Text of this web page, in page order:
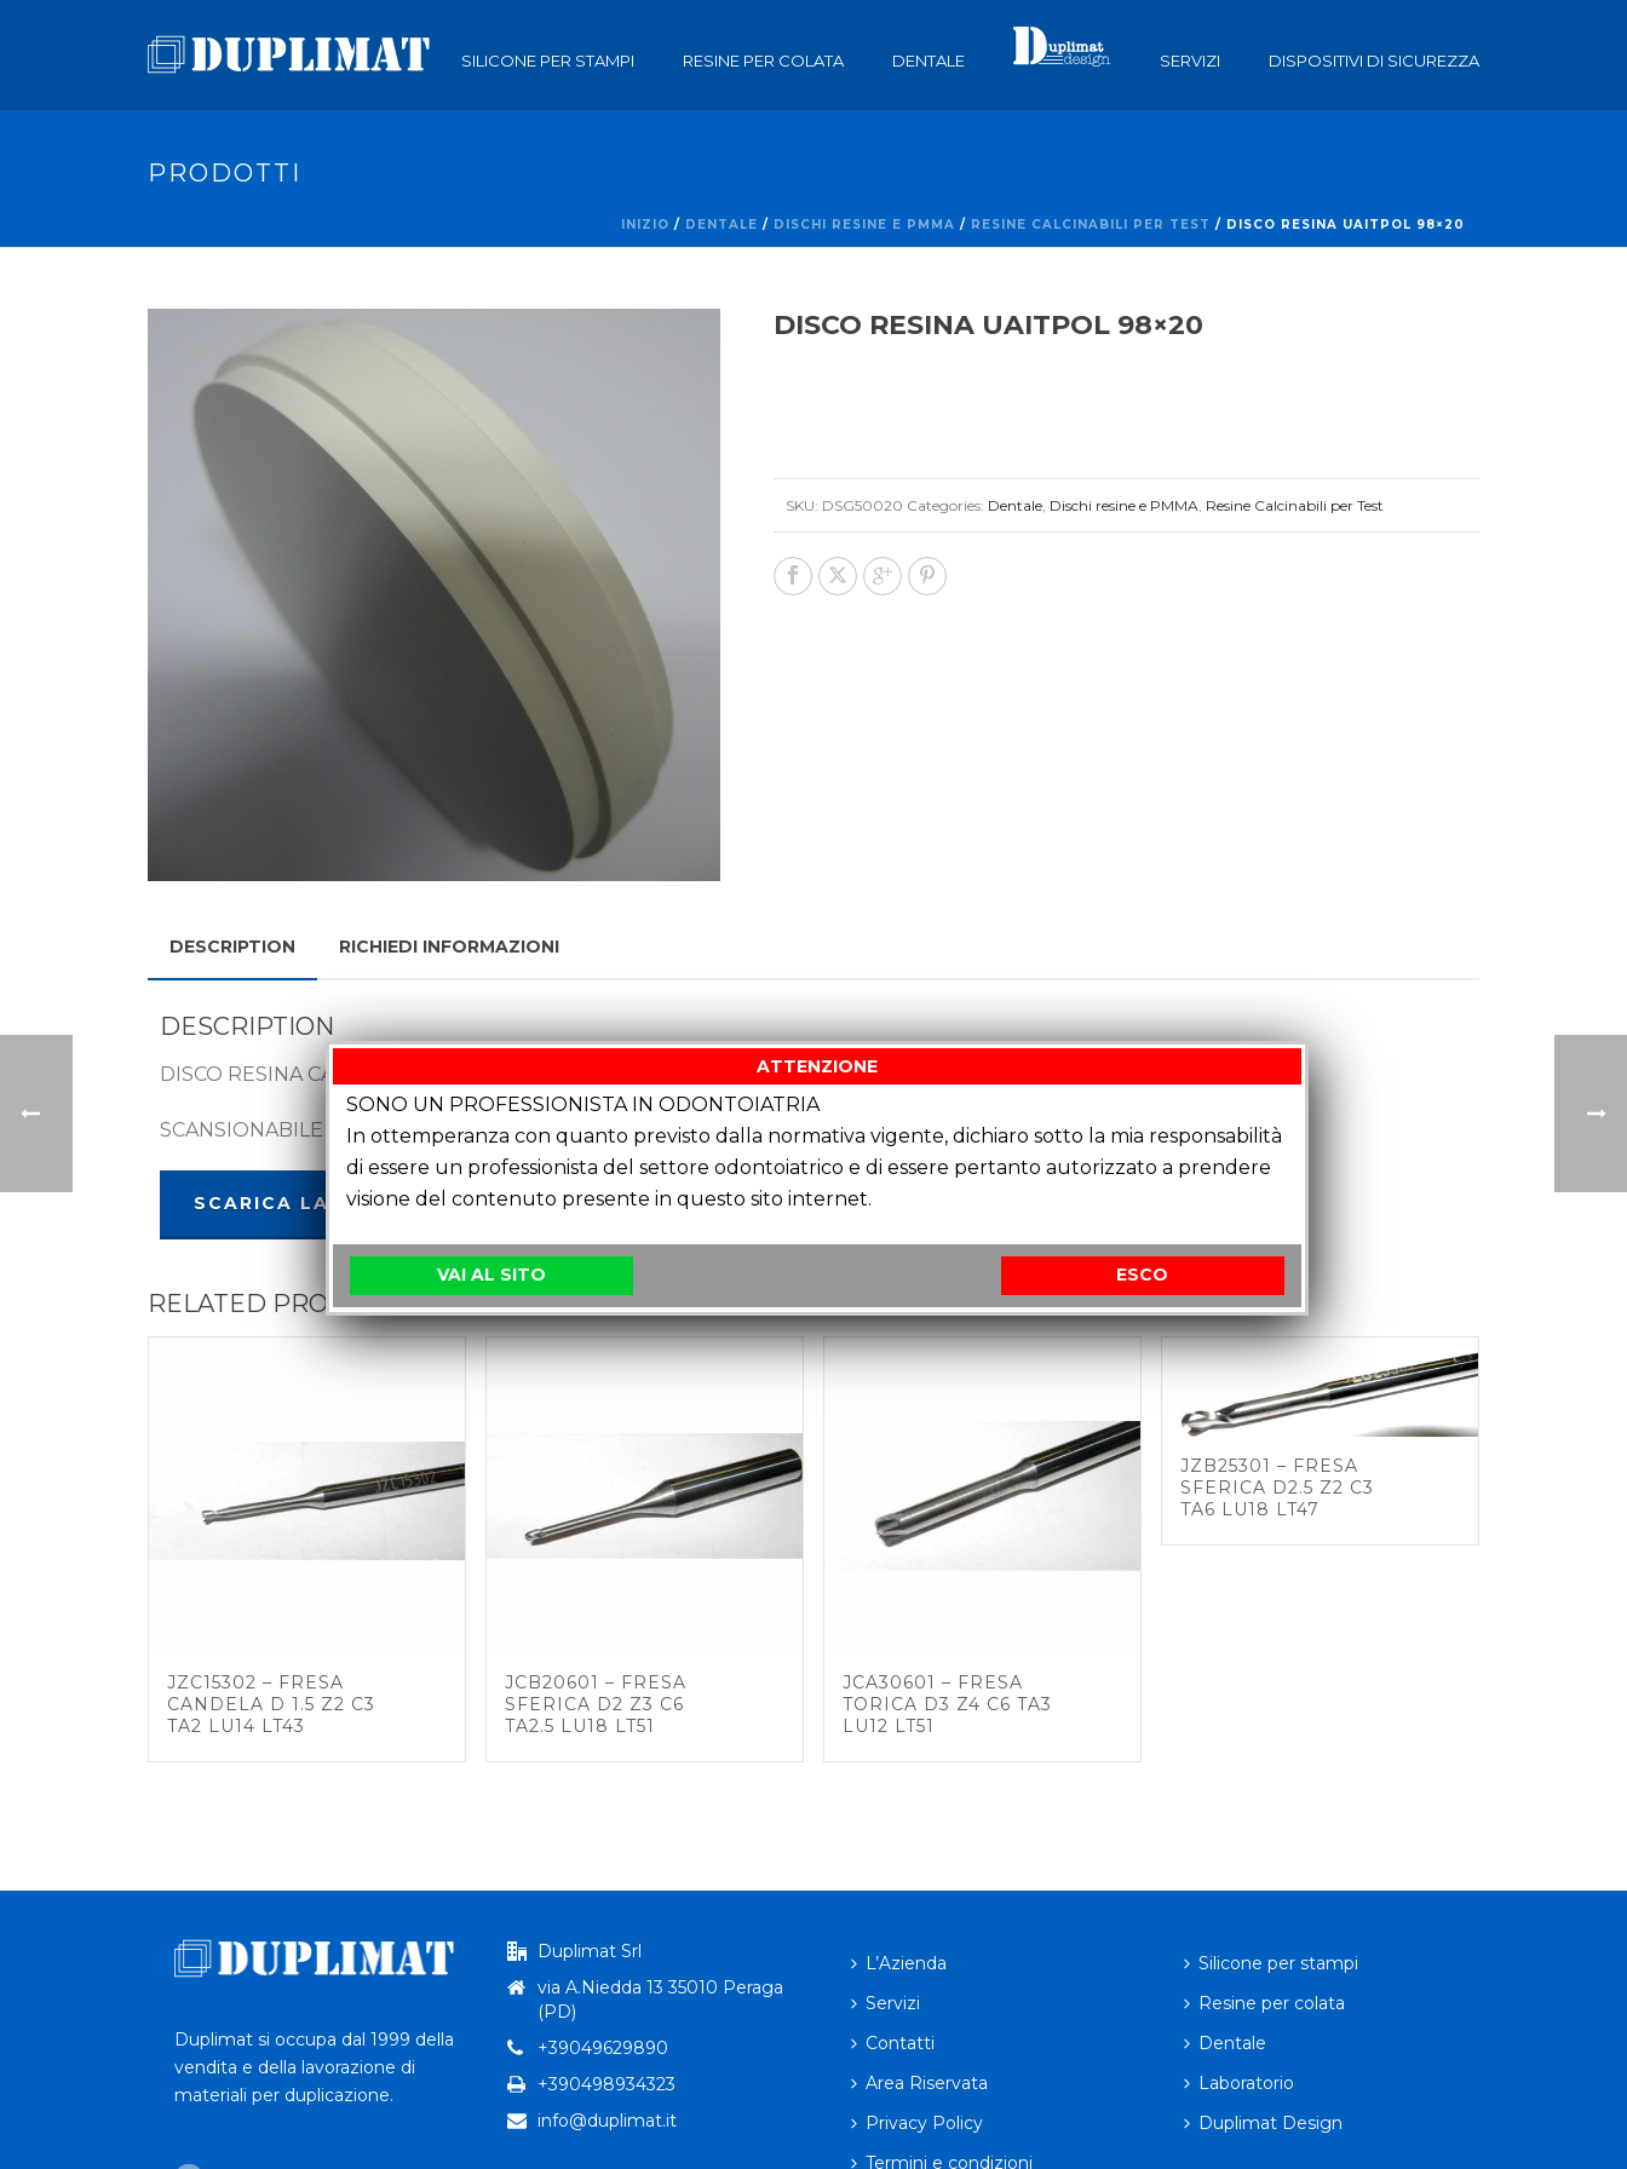
SILICONE PER STAMPI RESINE PER COLATA DENTALE SERVIZI DISPOSITIVI DI SICUREZZA
PRODOTTI
INIZIO / DENTALE / DISCHI RESINE E PMMA / RESINE CALCINABILI PER TEST / DISCO RESINA UAITPOL 98×20
DISCO RESINA UAITPOL 98×20
SKU: DSG50020 Categories: Dentale, Dischi resine e PMMA, Resine Calcinabili per Test
DESCRIPTION RICHIEDI INFORMAZIONI
DESCRIPTION
DISCO RESINA CARICATA PER MARKERS DI POSIZIONAMENTO 98×20
SCANSIONABILE IN LABORATORIO SENZA USO DI OPACIZZANTE
SCARICA LA SCHEDA
RELATED PRODUCTS
JZC15302 – FRESA
CANDELA D 1.5 Z2 C3
TA2 LU14 LT43
JCB20601 – FRESA
SFERICA D2 Z3 C6
TA2.5 LU18 LT51
JCA30601 – FRESA
TORICA D3 Z4 C6 TA3
LU12 LT51
JZB25301 – FRESA
SFERICA D2.5 Z2 C3
TA6 LU18 LT47
Duplimat si occupa dal 1999 della
vendita e della lavorazione di
materiali per duplicazione.
Duplimat Srl
via A.Niedda 13 35010 Peraga
(PD)
+39049629890
+390498934323
info@duplimat.it
L’Azienda
Servizi
Contatti
Area Riservata
Privacy Policy
Termini e condizioni
Silicone per stampi
Resine per colata
Dentale
Laboratorio
Duplimat Design
ATTENZIONE
SONO UN PROFESSIONISTA IN ODONTOIATRIA
In ottemperanza con quanto previsto dalla normativa vigente, dichiaro sotto la mia responsabilità
di essere un professionista del settore odontoiatrico e di essere pertanto autorizzato a prendere
visione del contenuto presente in questo sito internet.
VAI AL SITO ESCO